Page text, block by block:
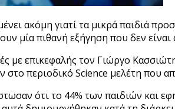
ακόμη γιατί τα μικρά παιδιά
μία πιθανή εξήγηση που δεν
με επικεφαλής τον Γιώργο
στο περιοδικό Science μελέτη που
ότι το 44% των παιδιών και